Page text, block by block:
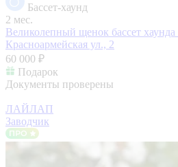
Бассет-хаунд
2 мес.
Великолепный щенок бассет хаунда
Красноармейская ул., 2
60 000 ₽
Подарок
Документы проверены
ЛАЙЛАП
Заводчик